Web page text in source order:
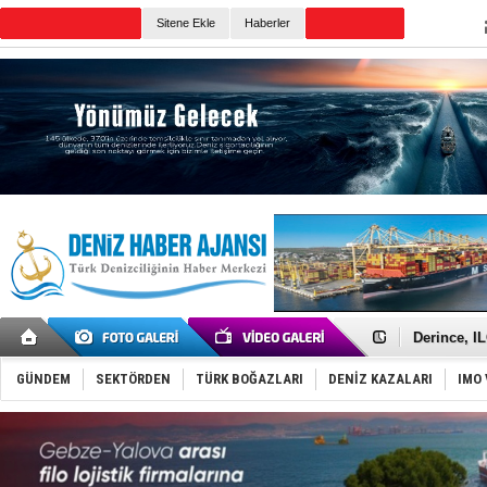
Sitene Ekle Haberler
Yüzyıl
Derince,
Tüpraş,
İTU AUV,
LNG
PROYAD,
Türkiye-
Türk
Deniz
GÜNDEM SEKTÖRDEN TÜRK BOĞAZLARI DENİZ KAZALARI IMO